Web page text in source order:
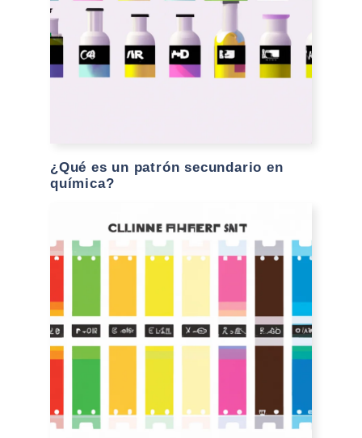
¿Qué es un patrón secundario en
química?